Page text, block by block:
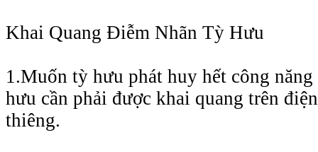
Khai Quang Điễm Nhãn Tỳ Hưu
1.Muốn tỳ hưu phát huy hết công
hưu cần phải được khai quang trên
thiêng.